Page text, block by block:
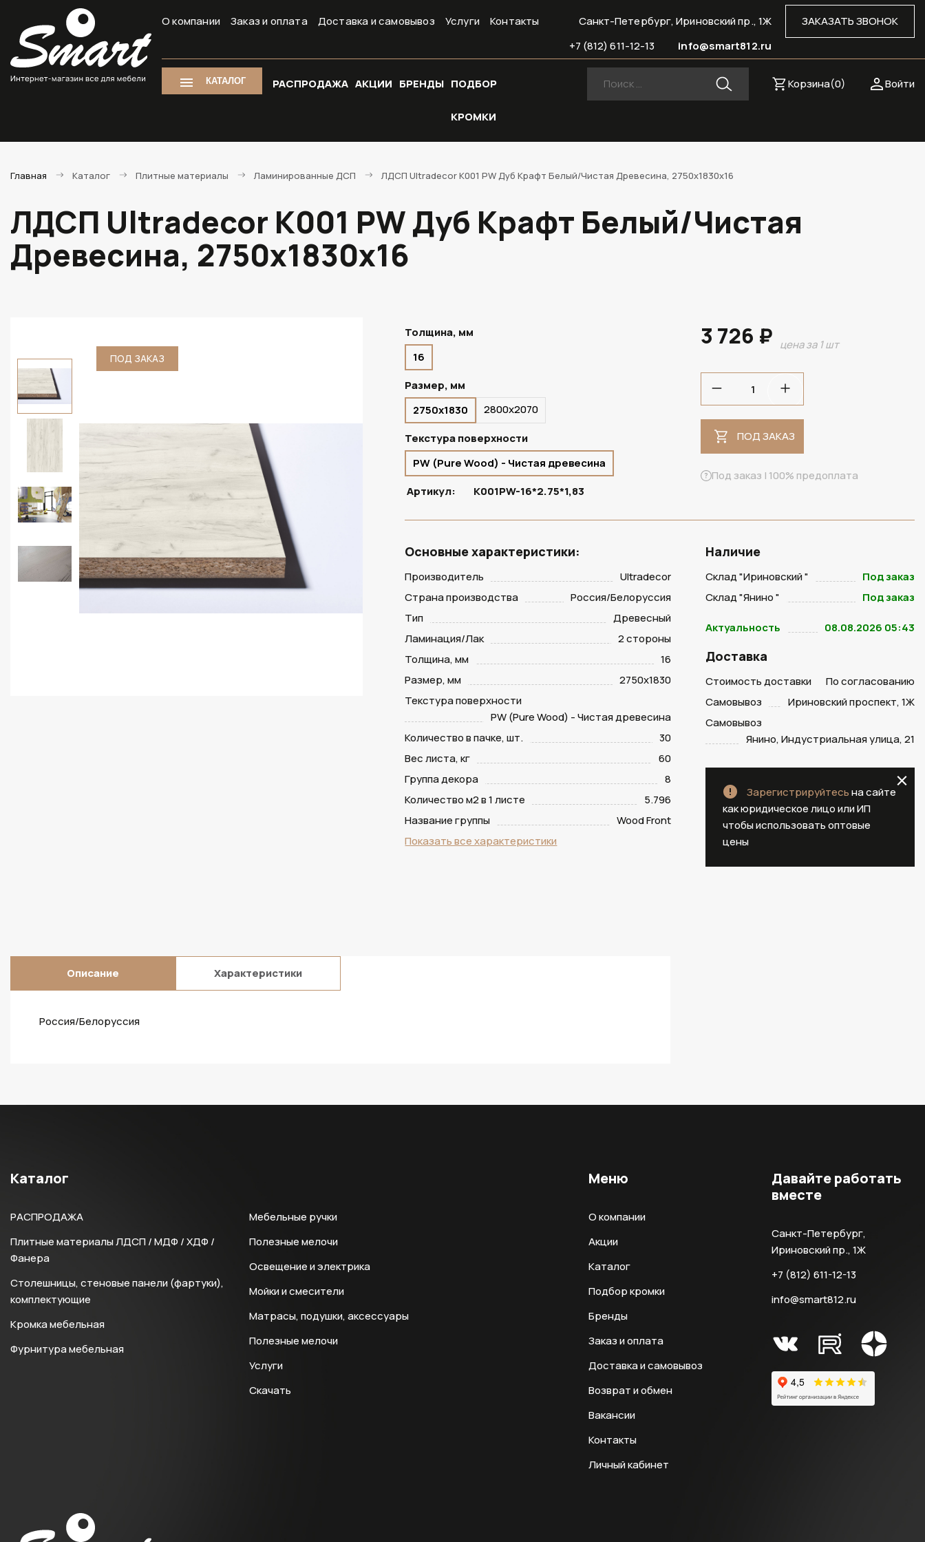
О компании Заказ и оплата Доставка и самовывоз Услуги Контакты ЗАКАЗАТЬ ЗВОНОК
Санкт-Петербург, Ириновский пр., 1Ж
info@smart812.ru
+7 (812) 611-12-13
КАТАЛОГ РАСПРОДАЖА АКЦИИ БРЕНДЫ ПОДБОР
КРОМКИ
Войти
Корзина(0)
Главная Каталог Плитные материалы Ламинированные ДСП ЛДСП Ultradecor K001 PW Дуб Крафт Белый/Чистая Древесина, 2750х1830х16
ЛДСП Ultradecor K001 PW Дуб Крафт Белый/Чистая
Древесина, 2750х1830х16
ПОД ЗАКАЗ ПОД ЗАКАЗ
Толщина, мм
16
Размер, мм
2750х1830
2800х2070
Текстура поверхности
PW (Pure Wood) - Чистая древесина
Артикул:
K001PW-16*2.75*1,83
3 726 ₽ цена за 1 шт
ПОД ЗАКАЗ
Под заказ | 100% предоплата
Основные характеристики:
Производитель
Ultradecor
Страна производства
Россия/Белоруссия
Тип
Древесный
Ламинация/Лак
2 стороны
Толщина, мм
16
Размер, мм
2750х1830
Текстура поверхности
PW (Pure Wood) - Чистая древесина
Количество в пачке, шт.
30
Вес листа, кг
60
Группа декора
8
Количество м2 в 1 листе
5.796
Название группы
Wood Front
Показать все характеристики
Наличие
Склад "Ириновский "
Под заказ
Склад "Янино "
Под заказ
Актуальность 08.08.2026 05:43
Доставка
Стоимость доставки
По согласованию
Самовывоз
Ириновский проспект, 1Ж
Самовывоз
Янино, Индустриальная улица, 21
Зарегистрируйтесьна сайте
как юридическое лицо или ИП
чтобы использовать оптовые
цены
Описание Характеристики
Россия/Белоруссия
Каталог
РАСПРОДАЖА
Плитные материалы ЛДСП / МДФ / ХДФ /
Фанера
Столешницы, стеновые панели (фартуки),
комплектующие
Кромка мебельная
Фурнитура мебельная
Мебельные ручки
Полезные мелочи
Освещение и электрика
Мойки и смесители
Матрасы, подушки, аксессуары
Полезные мелочи
Услуги
Скачать
Меню
О компании
Акции
Каталог
Подбор кромки
Бренды
Заказ и оплата
Доставка и самовывоз
Возврат и обмен
Вакансии
Контакты
Личный кабинет
Давайте работать
вместе
Санкт-Петербург,
Ириновский пр., 1Ж
+7 (812) 611-12-13
info@smart812.ru